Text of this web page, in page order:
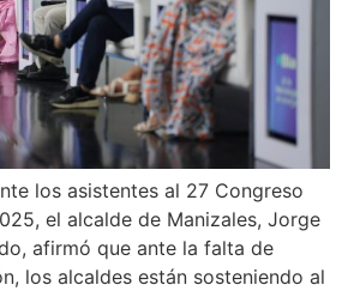
los asistentes al 27 Congreso
el alcalde de Manizales, Jorge
afirmó que ante la falta de
los alcaldes están sosteniendo al